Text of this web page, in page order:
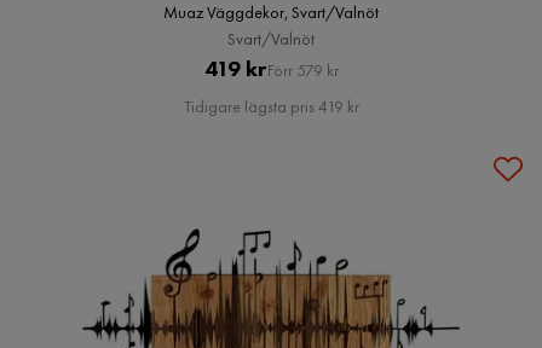
Muaz Väggdekor, Svart/Valnöt
Svart/Valnöt
Pris
419 krOriginal
Pris
Förr 579 kr
Tidigare lägsta pris 419 kr